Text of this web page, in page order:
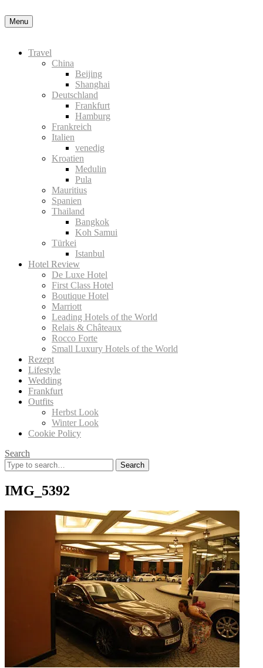
Menu
Travel
China
Beijing
Shanghai
Deutschland
Frankfurt
Hamburg
Frankreich
Italien
venedig
Kroatien
Medulin
Pula
Mauritius
Spanien
Thailand
Bangkok
Koh Samui
Türkei
Istanbul
Hotel Review
De Luxe Hotel
First Class Hotel
Boutique Hotel
Marriott
Leading Hotels of the World
Relais & Châteaux
Rocco Forte
Small Luxury Hotels of the World
Rezept
Lifestyle
Wedding
Frankfurt
Outfits
Herbst Look
Winter Look
Cookie Policy
Search
Search
for:
IMG_5392
Information zu den Cookies in der Datenschutzerklärung